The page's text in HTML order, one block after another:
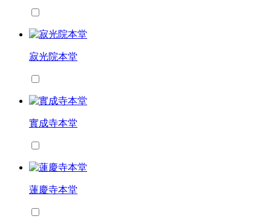
寂光院本堂
實成寺本堂
蓮慶寺本堂